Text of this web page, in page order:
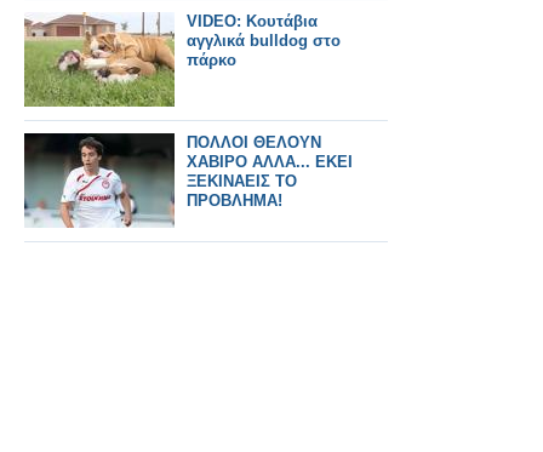
VIDEO: Κουτάβια
αγγλικά bulldog στο
πάρκο
ΠΟΛΛΟΙ ΘΕΛΟΥΝ
ΧΑΒΙΡΟ ΑΛΛΑ... ΕΚΕΙ
ΞΕΚΙΝΑΕΙΣ ΤΟ
ΠΡΟΒΛΗΜΑ!